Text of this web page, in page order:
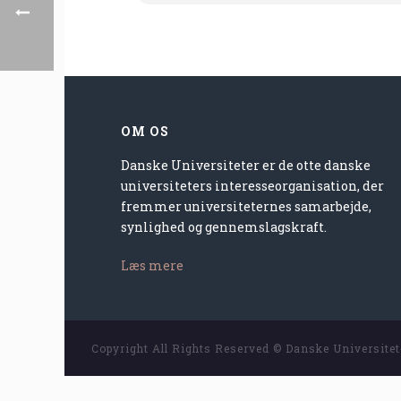
OM OS
Danske Universiteter er de otte danske
universiteters interesseorganisation, der
fremmer universiteternes samarbejde,
synlighed og gennemslagskraft.
Læs mere
Copyright All Rights Reserved © Danske